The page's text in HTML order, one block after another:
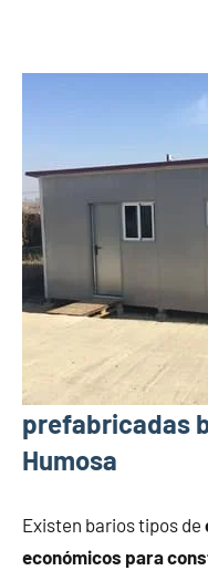
prefabricadas
Humosa
Existen barios tipos de
económicos para